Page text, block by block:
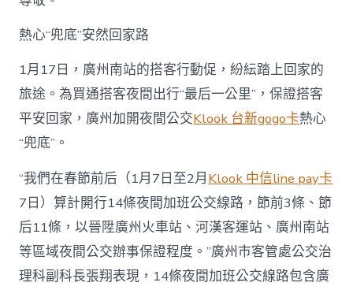
熱心“兜底”安然回家路
1月17日，廣州南站的搭客行動促，紛紜踏上回家的
旅途。為買通搭客夜間出行“最后一公里”，保證搭客
平安回家，廣州加開夜間公交Klook 台新gogo卡熱心
“兜底”。
“我們在春節前后（1月7日至2月Klook 中信line pay卡
7日）算計開行14條夜間加班公交線路，節前3條、節
后11條，以晉陞廣州火車站、河漢客運站、廣州南站
等區域夜間公交辦事保證程度。”廣州市客管處公交治
理科副科長張翔表現，14條夜間加班公交線路包含廣